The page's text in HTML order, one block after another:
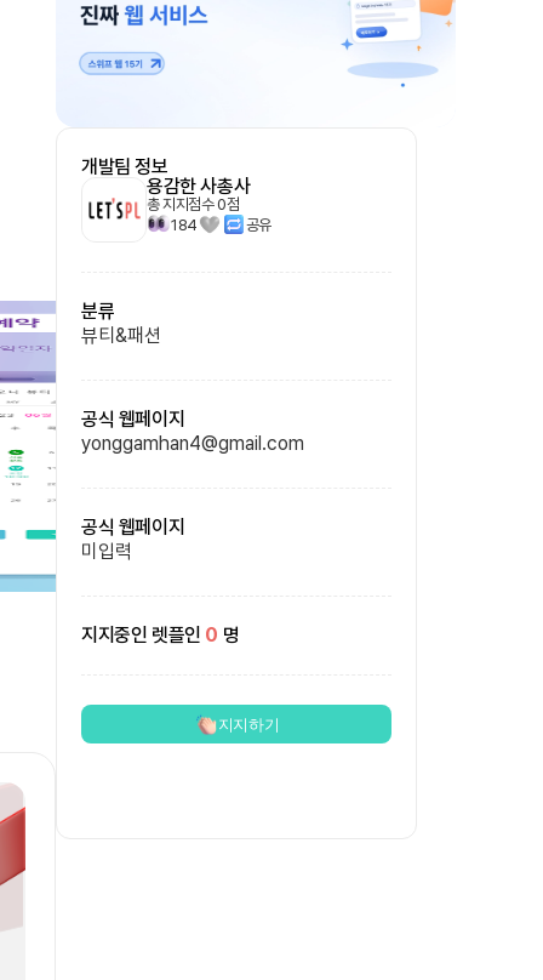
개발팀 정보
용감한 사총사
총 지지점수0점
184
공유
분류
뷰티&패션
공식 웹페이지
yonggamhan4@gmail.com
공식 웹페이지
미입력
지지중인 렛플인 0 명
지지하기